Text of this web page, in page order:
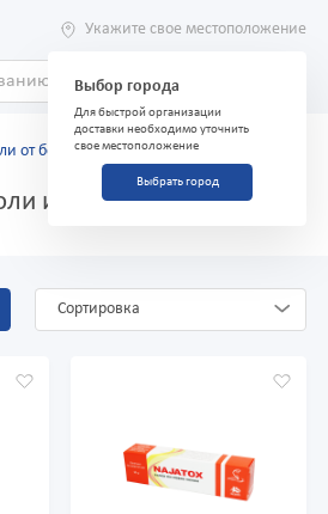
Укажите свое местоположение
Выбор города
Для быстрой организации
доставки необходимо уточнить
свое местоположение
Выбрать город
от боли и ушибов
и ушибов
Сортировка